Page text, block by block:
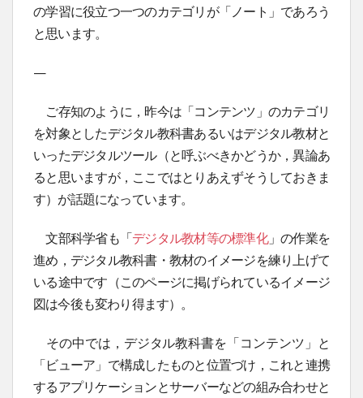
の学習に役立つ一つのカテゴリが「ノート」であろう
と思います。
—
ご存知のように，昨今は「コンテンツ」のカテゴリ
を対象としたデジタル教科書あるいはデジタル教材と
いったデジタルツール（と呼ぶべきかどうか，異論あ
ると思いますが，ここではとりあえずそうしておきま
す）が話題になっています。
文部科学省も「デジタル教材等の標準化」の作業を
進め，デジタル教科書・教材のイメージを練り上げて
いる途中です（このページに掲げられているイメージ
図は今後も変わり得ます）。
その中では，デジタル教科書を「コンテンツ」と
「ビューア」で構成したものと位置づけ，これと連携
するアプリケーションとサーバーなどの組み合わせと